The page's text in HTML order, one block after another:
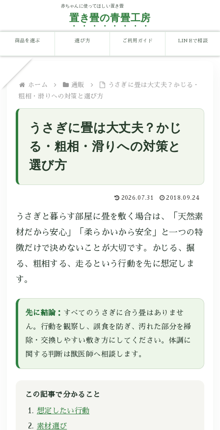
置き畳の青畳工房
ホーム 通販
うさぎに畳は大丈夫？かじる・
粗相・滑りへの対策と選び方
うさぎに畳は大丈夫？かじ
る・粗相・滑りへの対策と
選び方
2026.07.31 2018.09.24
うさぎと暮らす部屋に畳を敷く場合は、「天然素
材だから安心」「柔らかいから安全」と一つの特
徴だけで決めないことが大切です。かじる、掘
る、粗相する、走るという行動を先に想定しま
す。
先に結論： すべてのうさぎに合う畳はありませ
ん。行動を観察し、誤食を防ぎ、汚れた部分を掃
除・交換しやすい敷き方にしてください。体調に
関する判断は獣医師へ相談します。
この記事で分かること
想定したい行動
素材選び
商品を選ぶ 選び方 ご利用ガイド LINEで相談